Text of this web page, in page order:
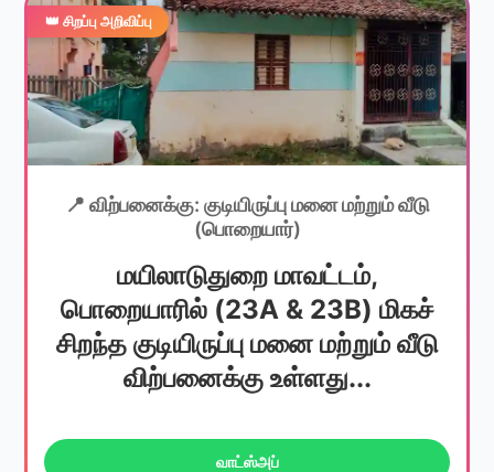
👑 சிறப்பு அறிவிப்பு
📍 விற்பனைக்கு: குடியிருப்பு மனை மற்றும் வீடு
(பொறையார்)
மயிலாடுதுறை மாவட்டம்,
பொறையாரில் (23A & 23B) மிகச்
சிறந்த குடியிருப்பு மனை மற்றும் வீடு
விற்பனைக்கு உள்ளது...
வாட்ஸ்அப்